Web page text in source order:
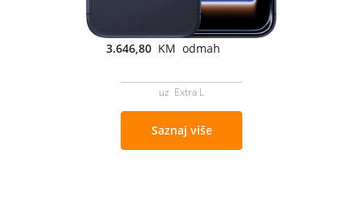
3.646,80 KM odmah
uz Extra L
Saznaj više